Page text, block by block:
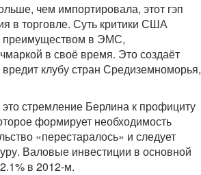
чем импортировала, этот гэп
в торговле. Суть критики США
преимуществом в ЭМС,
в своё время. Это создаёт
клубу стран Средиземноморья,
стремление Берлина к профициту
формирует необходимость
«перестаралось» и следует
Валовые инвестиции в основной
в 2012-м.